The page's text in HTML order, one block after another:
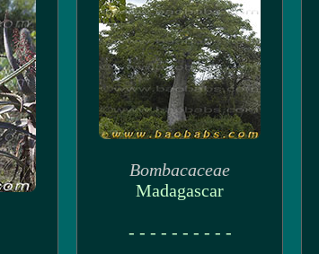
Bombacaceae
Madagascar
- - - - - - - - - -